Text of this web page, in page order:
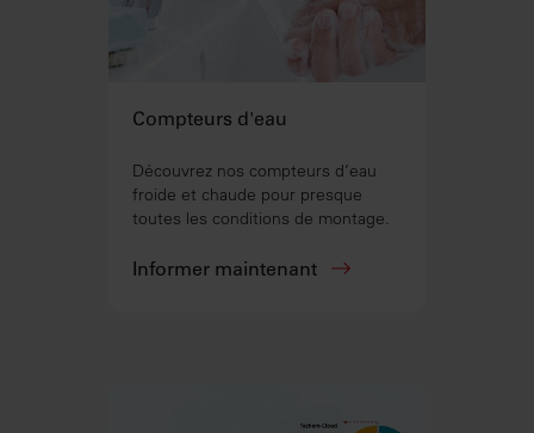
Compteurs d'eau
Découvrez nos compteurs d’eau
froide et chaude pour presque
toutes les conditions de montage.
Informer maintenant